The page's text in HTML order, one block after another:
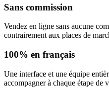
Sans commission
Vendez en ligne sans aucune
contrairement aux places de
100% en français
Une interface et une équipe
accompagner à chaque étape de